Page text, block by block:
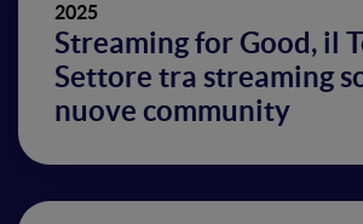
2025
Streaming for Good, il
Settore tra streaming
nuove community